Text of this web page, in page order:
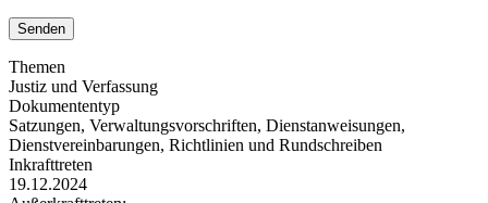
Themen
Justiz und Verfassung
Dokumententyp
Satzungen, Verwaltungsvorschriften, Dienstanweisungen,
Dienstvereinbarungen, Richtlinien und Rundschreiben
Inkrafttreten
19.12.2024